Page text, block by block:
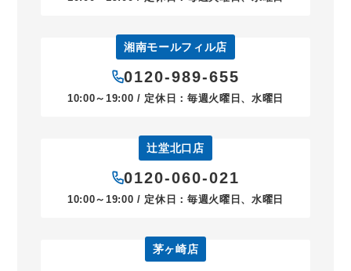
湘南モールフィル店
0120-989-655
10:00～19:00 / 定休日：毎週火曜日、水曜日
辻堂北口店
0120-060-021
10:00～19:00 / 定休日：毎週火曜日、水曜日
茅ヶ崎店